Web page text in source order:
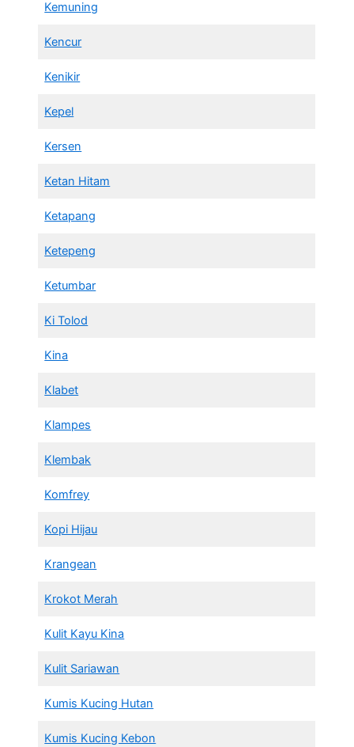
Kemuning
Kencur
Kenikir
Kepel
Kersen
Ketan Hitam
Ketapang
Ketepeng
Ketumbar
Ki Tolod
Kina
Klabet
Klampes
Klembak
Komfrey
Kopi Hijau
Krangean
Krokot Merah
Kulit Kayu Kina
Kulit Sariawan
Kumis Kucing Hutan
Kumis Kucing Kebon